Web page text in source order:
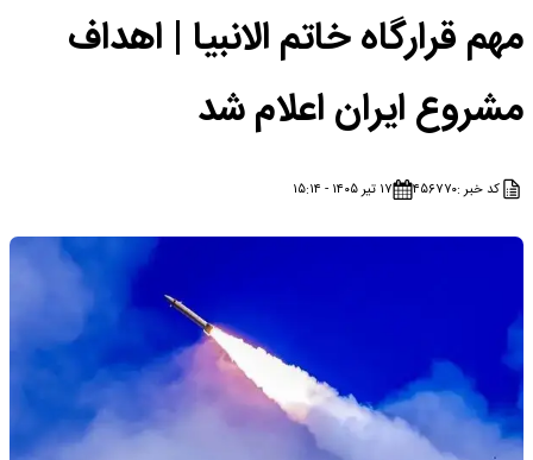
مهم قرارگاه خاتم الانبیا | اهداف
مشروع ایران اعلام شد
کد خبر :۴۵۶۷۷۰ ۱۷ تیر ۱۴۰۵ - ۱۵:۱۴